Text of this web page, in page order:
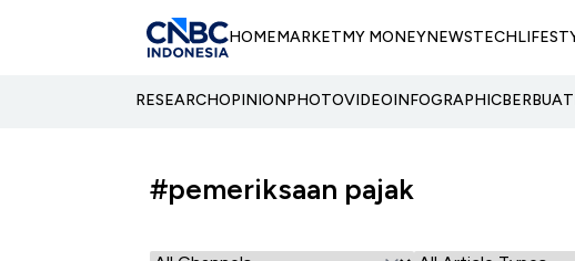
HOMEMARKETMY MONEYNEWSTECH
RESEARCHOPINIONPHOTOVIDEOINFOGRAPHIC
#pemeriksaan pajak